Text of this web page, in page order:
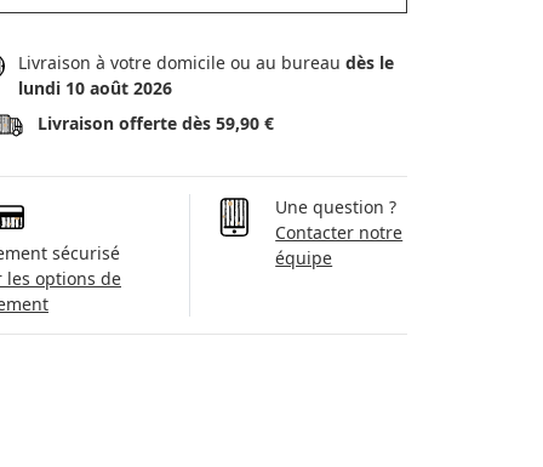
Livraison à votre domicile ou au bureaudès le
lundi 10 août 2026
Livraison offerte dès 59,90 €
sécurisé
les options de
Une question ?
Contacter notre
équipe